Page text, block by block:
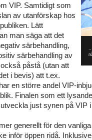
VIP. Samtidigt som
av utanförskap hos
Lätt
man säga att det
särbehandling,
särbehandling av
påstå (utan att
i bevis) att t.ex.
en större andel VIP-
Finalen som ett
just synen på VIP
generellt för den
inför öppen ridå.